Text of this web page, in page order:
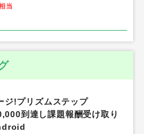
当
ジ!プリズムステップ
到達し課題報酬受け取り